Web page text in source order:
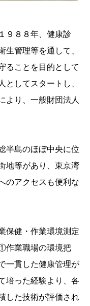
９８８年、健康診
生管理等を通して、
ることを目的として
としてスタートし、
より、一般財団法人
半島のほぼ中央に位
地等があり、東京湾
のアクセスも便利な
保健・作業環境測定
作業職場の環境把
一貫した健康管理が
培った経験より、各
した技術が評価され